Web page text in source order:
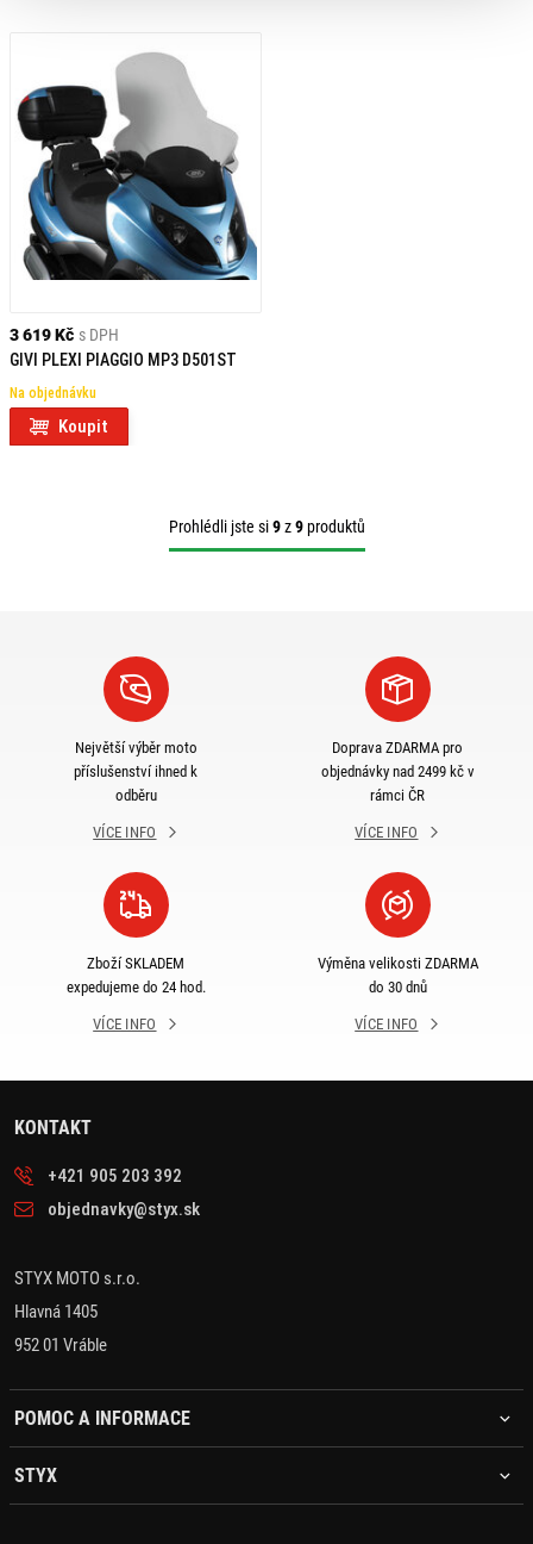
3 619 Kč s DPH
GIVI PLEXI PIAGGIO MP3 D501ST
Na objednávku
Koupit
Prohlédli jste si9z9produktů
Největší výběr moto
příslušenství ihned k
odběru
VÍCE INFO
Doprava ZDARMA pro
objednávky nad 2499 kč v
rámci ČR
VÍCE INFO
Zboží SKLADEM
expedujeme do 24 hod.
VÍCE INFO
Výměna velikosti ZDARMA
do 30 dnů
VÍCE INFO
KONTAKT
+421 905 203 392
objednavky@styx.sk
STYX MOTO s.r.o.
Hlavná 1405
952 01 Vráble
POMOC A INFORMACE
STYX